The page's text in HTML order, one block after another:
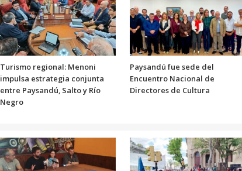
Turismo regional: Menoni
impulsa estrategia conjunta
entre Paysandú, Salto y Río
Negro
Paysandú fue sede del
Encuentro Nacional de
Directores de Cultura